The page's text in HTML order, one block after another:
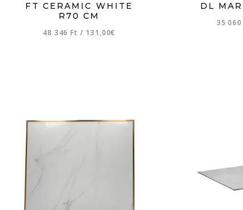
FT CERAMIC WHITE
R70 CM
48 346 Ft / 131,00€
DL
35